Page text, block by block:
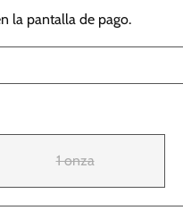
la pantalla de pago.
1 onza